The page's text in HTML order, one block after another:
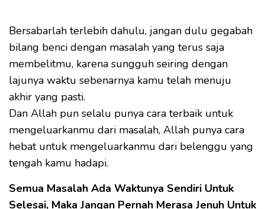
Bersabarlah terlebih dahulu, jangan dulu gegabah
bilang benci dengan masalah yang terus saja
membelitmu, karena sungguh seiring dengan
lajunya waktu sebenarnya kamu telah menuju
akhir yang pasti.
Dan Allah pun selalu punya cara terbaik untuk
mengeluarkanmu dari masalah, Allah punya cara
hebat untuk mengeluarkanmu dari belenggu yang
tengah kamu hadapi.
Semua Masalah Ada Waktunya Sendiri Untuk
Selesai, Maka Jangan Pernah Merasa Jenuh Untuk